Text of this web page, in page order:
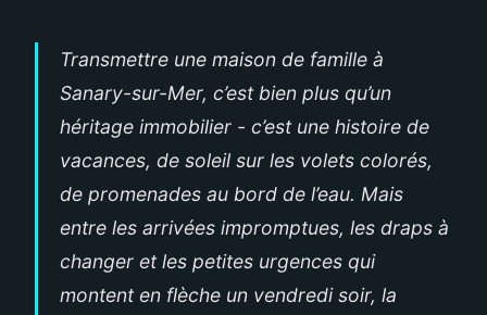
Transmettre une maison de famille à
Sanary-sur-Mer, c’est bien plus qu’un
héritage immobilier - c’est une histoire de
vacances, de soleil sur les volets colorés,
de promenades au bord de l’eau. Mais
entre les arrivées impromptues, les draps à
changer et les petites urgences qui
montent en flèche un vendredi soir, la